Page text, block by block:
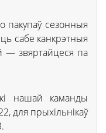
пакупаў сезонныя
сабе канкрэтныя
звяртайцеся па
нашай каманды
для прыхільнікаў